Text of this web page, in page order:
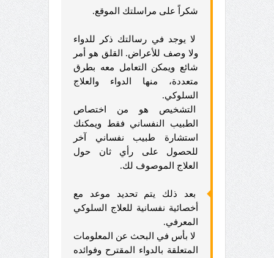
شكراً على مراسلتك الموقع.
لا يوجد في رسالتك ذكر للدواء
ولا وصف للأعراض. القلق هو أمر
شائع ويمكن التعامل معه بطرق
متعددة، منها الدواء والعلاج
السلوكي.
التشخيص هو من اختصاص
الطبيب النفساني فقط ويمكنك
استشارة طبيب نفساني آخر
للحصول على رأي ثان حول
العلاج الموصوف لك.
بعد ذلك يتم تحديد موعد مع
أخصائية نفسانية للعلاج السلوكي
المعرفي.
لا بأس في البحث عن المعلومات
المتعلقة بالدواء المقترح وفوائده